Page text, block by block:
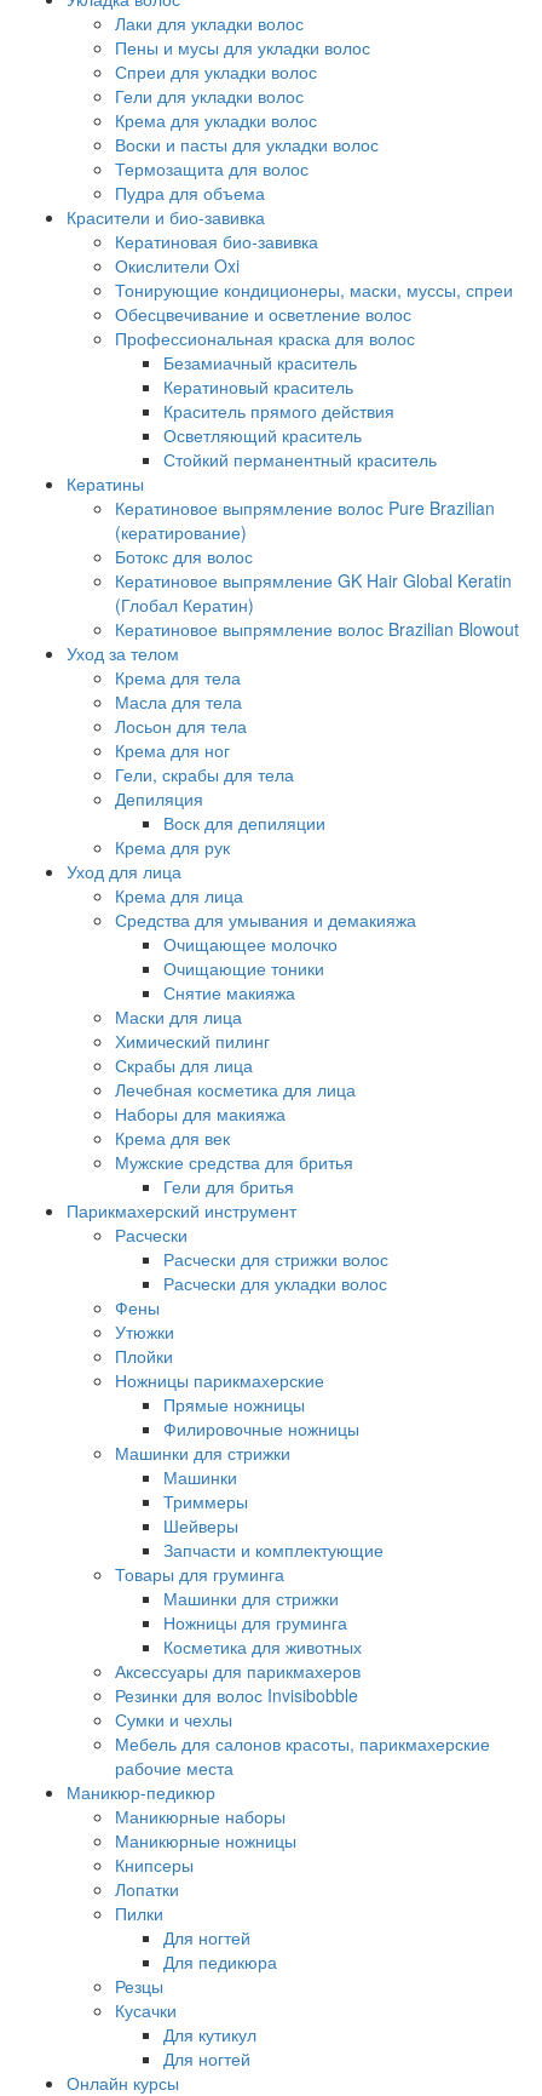
Лаки для укладки волос
Пены и мусы для укладки волос
Спреи для укладки волос
Гели для укладки волос
Крема для укладки волос
Воски и пасты для укладки волос
Термозащита для волос
Пудра для объема
Красители и био-завивка
Кератиновая био-завивка
Окислители Oxi
Тонирующие кондиционеры, маски, муссы, спреи
Обесцвечивание и осветление волос
Профессиональная краска для волос
Безамиачный краситель
Кератиновый краситель
Краситель прямого действия
Осветляющий краситель
Стойкий перманентный краситель
Кератины
Кератиновое выпрямление волос Pure Brazilian
(кератирование)
Ботокс для волос
Кератиновое выпрямление GK Hair Global Keratin
(Глобал Кератин)
Кератиновое выпрямление волос Brazilian Blowout
Уход за телом
Крема для тела
Масла для тела
Лосьон для тела
Крема для ног
Гели, скрабы для тела
Депиляция
Воск для депиляции
Крема для рук
Уход для лица
Крема для лица
Средства для умывания и демакияжа
Очищающее молочко
Очищающие тоники
Снятие макияжа
Маски для лица
Химический пилинг
Скрабы для лица
Лечебная косметика для лица
Наборы для макияжа
Крема для век
Мужские средства для бритья
Гели для бритья
Парикмахерский инструмент
Расчески
Расчески для стрижки волос
Расчески для укладки волос
Фены
Утюжки
Плойки
Ножницы парикмахерские
Прямые ножницы
Филировочные ножницы
Машинки для стрижки
Машинки
Триммеры
Шейверы
Запчасти и комплектующие
Товары для груминга
Машинки для стрижки
Ножницы для груминга
Косметика для животных
Аксессуары для парикмахеров
Резинки для волос Invisibobble
Сумки и чехлы
Мебель для салонов красоты, парикмахерские
рабочие места
Маникюр-педикюр
Маникюрные наборы
Маникюрные ножницы
Книпсеры
Лопатки
Пилки
Для ногтей
Для педикюра
Резцы
Кусачки
Для кутикул
Для ногтей
Онлайн курсы